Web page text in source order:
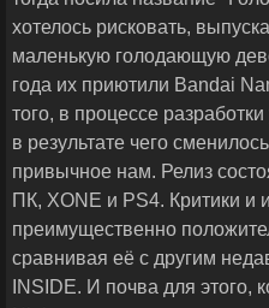
хотелось рисковать,
маленькую голодающую
года их приютили Bandai
того, в процессе
в результате чего
привычное нам. Релиз
ПК, XONE и PS4. Критики и
преимущественно
сравнивая её с другим
INSIDE. И почва для этого,